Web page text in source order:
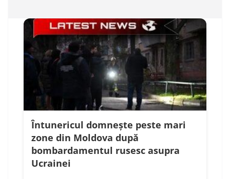
Întunericul domnește peste mari
zone din Moldova după
bombardamentul rusesc asupra
Ucrainei